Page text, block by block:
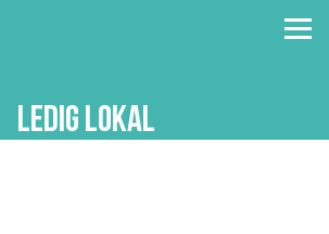
LEDIG LOKAL